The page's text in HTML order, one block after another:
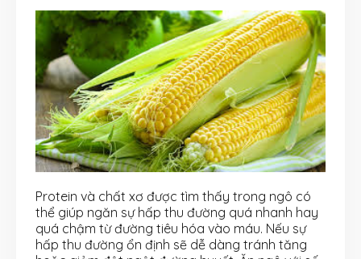
Protein và chất xơ được tìm thấy trong ngô có
thể giúp ngăn sự hấp thu đường quá nhanh hay
quá chậm từ đường tiêu hóa vào máu. Nếu sự
hấp thu đường ổn định sẽ dễ dàng tránh tăng